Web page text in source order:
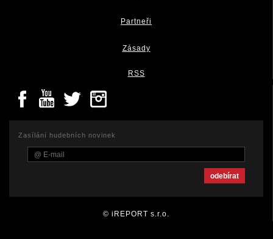
Partneři
Zásady
RSS
Zasílání hudebních novinek
© iREPORT s.r.o.